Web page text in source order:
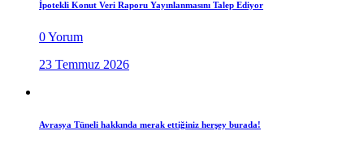
İpotekli Konut Veri Raporu Yayınlanmasını Talep Ediyor
0 Yorum
23 Temmuz 2026
Avrasya Tüneli hakkında merak ettiğiniz herşey burada!